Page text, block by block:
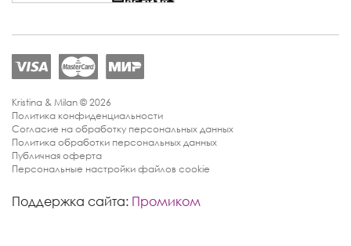
Kristina & Milan © 2026
Политика конфиденциальности
Согласие на обработку персональных данных
Политика обработки персональных данных
Публичная оферта
Персональные настройки файлов cookie
Поддержка сайта: Промиком